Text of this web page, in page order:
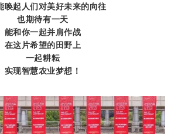
唤起人们对美好未来的向往
也期待有一天
能和你一起并肩作战
在这片希望的田野上
一起耕耘
实现智慧农业梦想！